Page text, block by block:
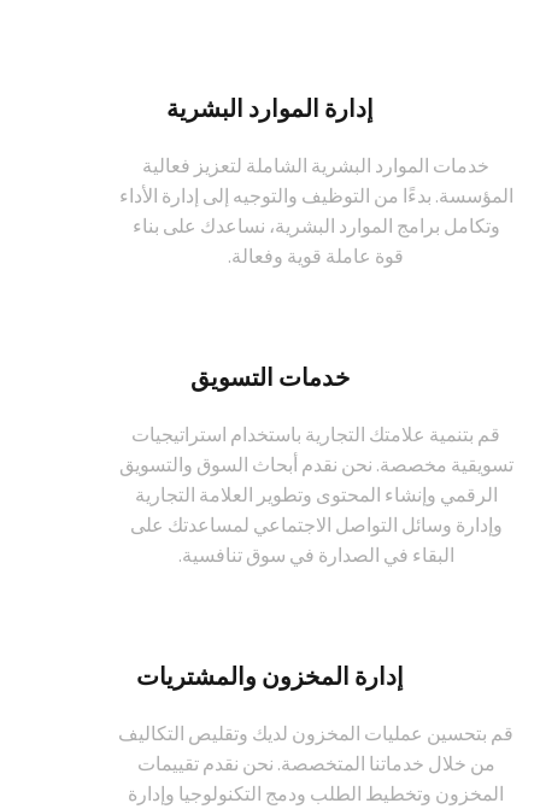
إدارة الموارد البشرية
خدمات الموارد البشرية الشاملة لتعزيز فعالية
المؤسسة. بدءًا من التوظيف والتوجيه إلى إدارة الأداء
وتكامل برامج الموارد البشرية، نساعدك على بناء
قوة عاملة قوية وفعالة.
خدمات التسويق
قم بتنمية علامتك التجارية باستخدام استراتيجيات
تسويقية مخصصة. نحن نقدم أبحاث السوق والتسويق
الرقمي وإنشاء المحتوى وتطوير العلامة التجارية
وإدارة وسائل التواصل الاجتماعي لمساعدتك على
البقاء في الصدارة في سوق تنافسية.
إدارة المخزون والمشتريات
قم بتحسين عمليات المخزون لديك وتقليص التكاليف
من خلال خدماتنا المتخصصة. نحن نقدم تقييمات
المخزون وتخطيط الطلب ودمج التكنولوجيا وإدارة